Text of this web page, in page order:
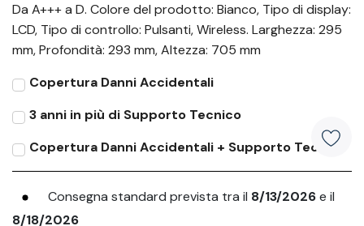
Da A+++ a D. Colore del prodotto: Bianco, Tipo di display:
LCD, Tipo di controllo: Pulsanti, Wireless. Larghezza: 295
mm, Profondità: 293 mm, Altezza: 705 mm
Copertura Danni Accidentali
3 anni in più di Supporto Tecnico
Copertura Danni Accidentali + Supporto Tecnico
Consegna standard prevista tra il 8/13/2026e il
8/18/2026